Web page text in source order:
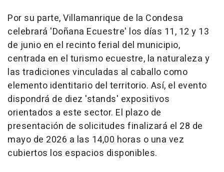
Por su parte, Villamanrique de la Condesa
celebrará 'Doñana Ecuestre' los días 11, 12 y 13
de junio en el recinto ferial del municipio,
centrada en el turismo ecuestre, la naturaleza y
las tradiciones vinculadas al caballo como
elemento identitario del territorio. Así, el evento
dispondrá de diez 'stands' expositivos
orientados a este sector. El plazo de
presentación de solicitudes finalizará el 28 de
mayo de 2026 a las 14,00 horas o una vez
cubiertos los espacios disponibles.